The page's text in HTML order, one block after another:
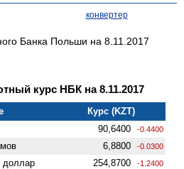
конвертер
Банка Польши на 8.11.2017
курс НБК на 8.11.2017
Курс (KZT)
90,6400 -0.4400
6,8800 -0.0300
доллар 254,8700 -1.2400